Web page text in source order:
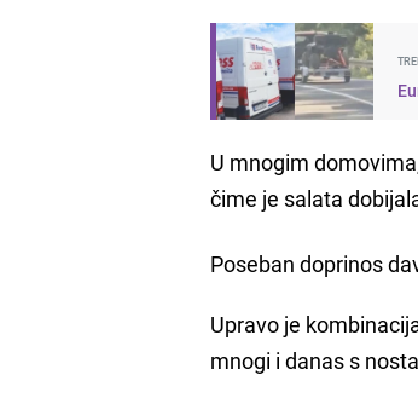
U mnogim
čime je salata
Poseban doprinos
Upravo je
mnogi i danas s